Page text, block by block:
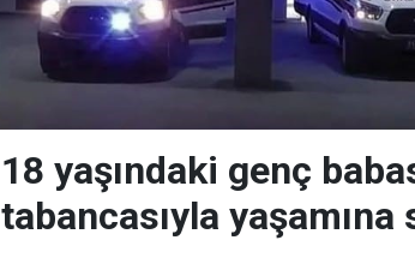
18 yaşındaki genç
tabancasıyla yaşamına